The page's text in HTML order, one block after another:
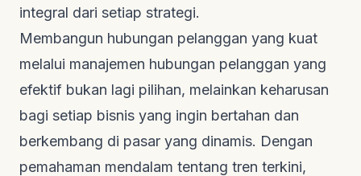
integral dari setiap strategi.
Membangun hubungan pelanggan yang kuat
melalui manajemen hubungan pelanggan yang
efektif bukan lagi pilihan, melainkan keharusan
bagi setiap bisnis yang ingin bertahan dan
berkembang di pasar yang dinamis. Dengan
pemahaman mendalam tentang tren terkini,